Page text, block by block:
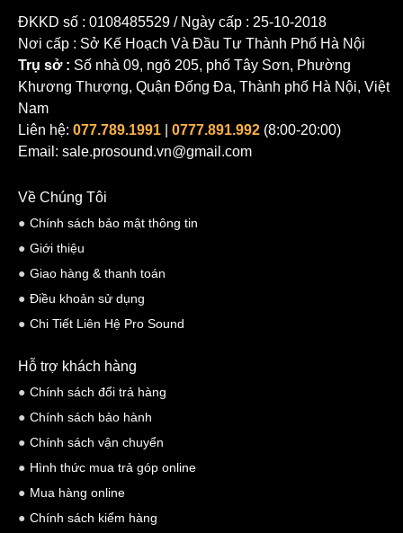
ĐKKD số : 0108485529 / Ngày cấp : 25-10-2018
Nơi cấp : Sở Kế Hoạch Và Đầu Tư Thành Phố Hà Nội
Trụ sở : Số nhà 09, ngõ 205, phố Tây Sơn, Phường
Khương Thượng, Quận Đống Đa, Thành phố Hà Nội, Việt
Nam
Liên hệ: 077.789.1991 0777.891.992 (8:00-20:00)
Email: sale.prosound.vn@gmail.com
Về Chúng Tôi
Chính sách bảo mật thông tin
Giới thiệu
Giao hàng & thanh toán
Điều khoản sử dụng
Chi Tiết Liên Hệ Pro Sound
Hỗ trợ khách hàng
Chính sách đổi trả hàng
Chính sách bảo hành
Chính sách vận chuyển
Hình thức mua trả góp online
Mua hàng online
Chính sách kiểm hàng